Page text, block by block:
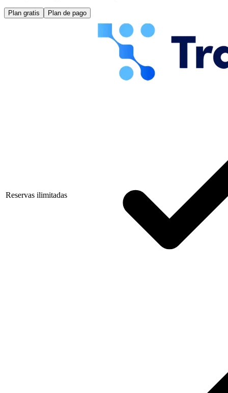
Plan gratis Plan de pago
Reservas ilimitadas